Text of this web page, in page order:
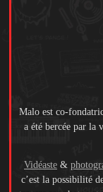
Malo est co-
a été bercée par la
Vidéaste &
c’est la possibilité